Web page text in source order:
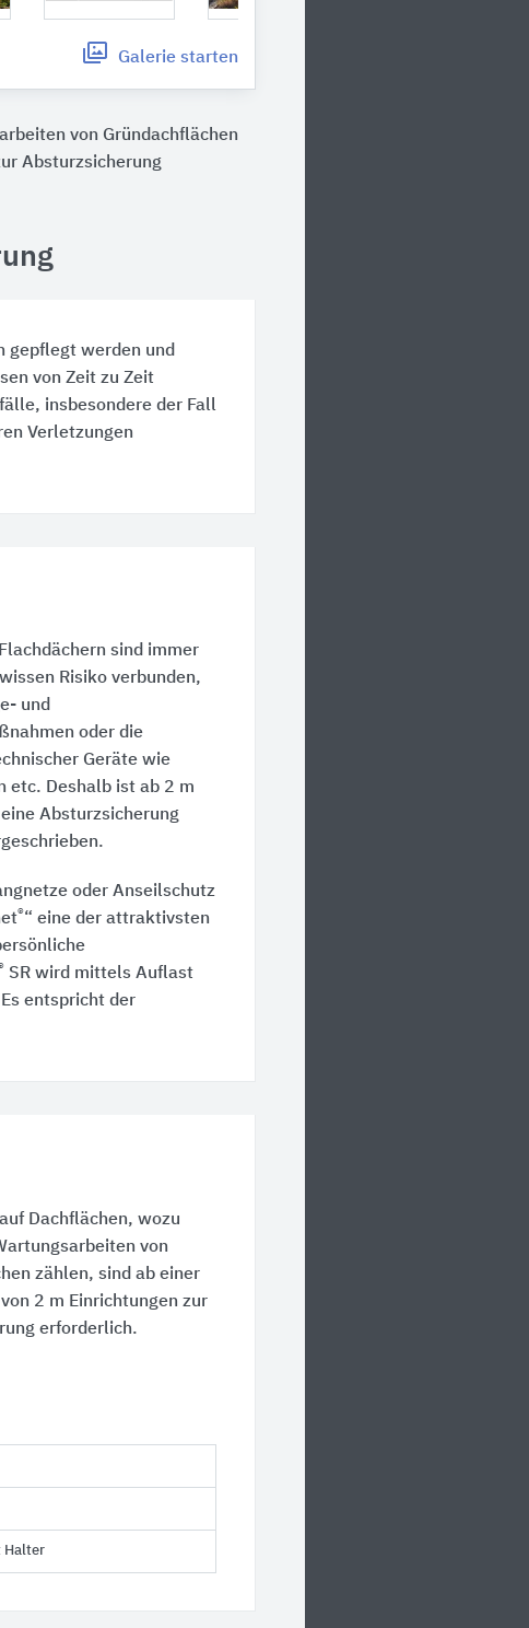
Galerie starten
von Gründachflächen
Absturzsicherung
gepflegt werden und
von Zeit zu Zeit
insbesondere der Fall
Verletzungen
sind immer
Risiko verbunden,
und
oder die
Geräte wie
etc. Deshalb ist ab 2 m
Absturzsicherung
oder Anseilschutz
®“ eine der attraktivsten
SR wird mittels Auflast
entspricht der
Dachflächen, wozu
von
zählen, sind ab einer
2 m Einrichtungen zur
erforderlich.
Halter